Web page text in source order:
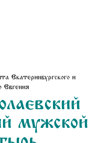
Екатеринбургского и
Евгения
мужской